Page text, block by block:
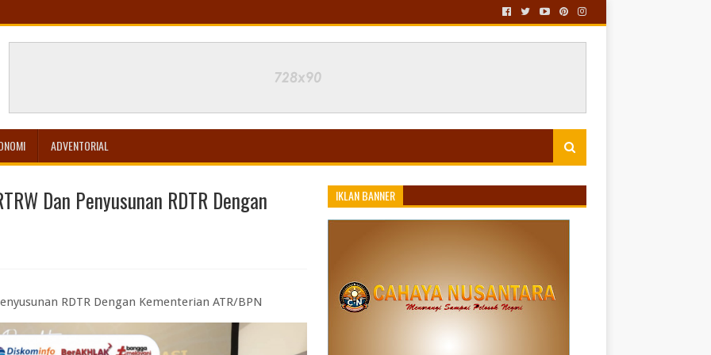
ADVENTORIAL
Dan Penyusunan RDTR Dengan
RDTR Dengan Kementerian ATR/BPN
IKLAN BANNER